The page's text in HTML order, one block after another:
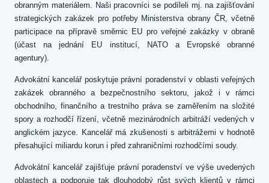
obranným materiálem. Naši pracovníci se podíleli mj. na zajišťování
strategických zakázek pro potřeby Ministerstva obrany ČR, včetně
participace na přípravě směrnic EU pro veřejné zakázky v obraně
(účast na jednání EU institucí, NATO a Evropské obranné
agentury).
Advokátní kancelář poskytuje právní poradenství v oblasti veřejných
zakázek obranného a bezpečnostního sektoru, jakož i v rámci
obchodního, finančního a trestního práva se zaměřením na složité
spory a rozhodčí řízení, včetně mezinárodních arbitráží vedených v
anglickém jazyce. Kancelář má zkušenosti s arbitrážemi v hodnotě
přesahující miliardu korun i před zahraničními rozhodčími soudy.
Advokátní kancelář zajišťuje právní poradenství ve výše uvedených
oblastech a podporuje tak dlouhodobý růst svých klientů v rámci